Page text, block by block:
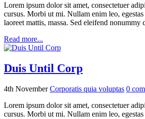
Lorem ipsum dolor sit amet, consectetuer
cursus. Morbi ut mi. Nullam enim leo,
laoreet mattis, massa. Sed eleifend nonummy
Read more...
Duis Until Corp
4th NovemberCorporatis quia voluptas 0
Lorem ipsum dolor sit amet, consectetuer
cursus. Morbi ut mi. Nullam enim leo,